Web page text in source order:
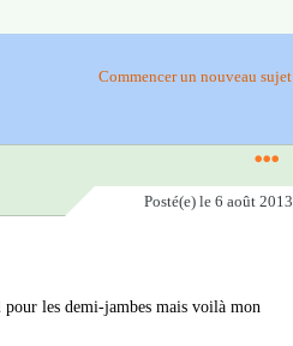
Commencer un nouveau sujet
Posté(e) le 6 août 2013
les demi-jambes mais voilà mon